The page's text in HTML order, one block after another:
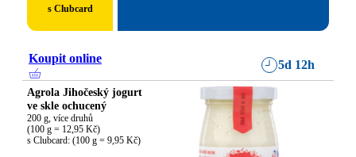
s Clubcard
Koupit online 5d 12h
Agrola Jihočeský jogurt
ve skle ochucený
200 g, více druhů
(100 g = 12,95 Kč)
s Clubcard: (100 g = 9,95 Kč)